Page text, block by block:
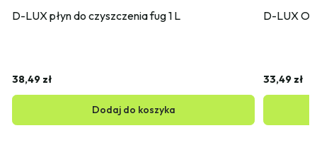
D-LUX płyn do czyszczenia fug 1 L
38,49 zł
Dodaj do koszyka
D-LUX
33,49 zł